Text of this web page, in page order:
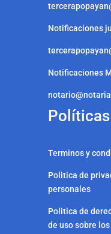
Notificaciones
Notificaciones
Políticas
Terminos y
Politica de
personales
Politica de
de uso sobre